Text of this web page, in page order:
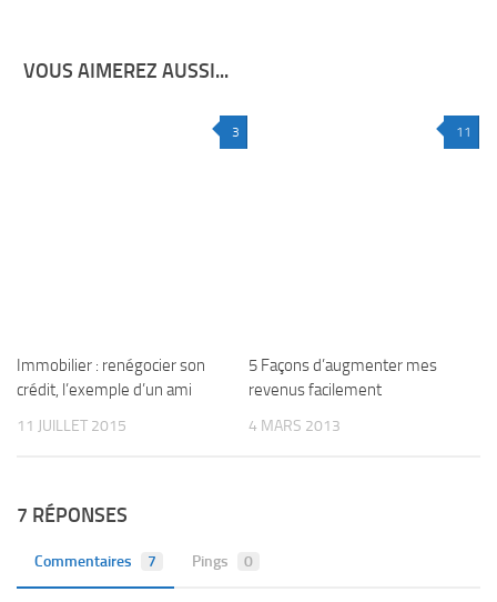
VOUS AIMEREZ AUSSI...
3
Immobilier : renégocier son
crédit, l’exemple d’un ami
11 JUILLET 2015
11
5 Façons d’augmenter mes
revenus facilement
4 MARS 2013
7 RÉPONSES
Commentaires 7 Pings 0